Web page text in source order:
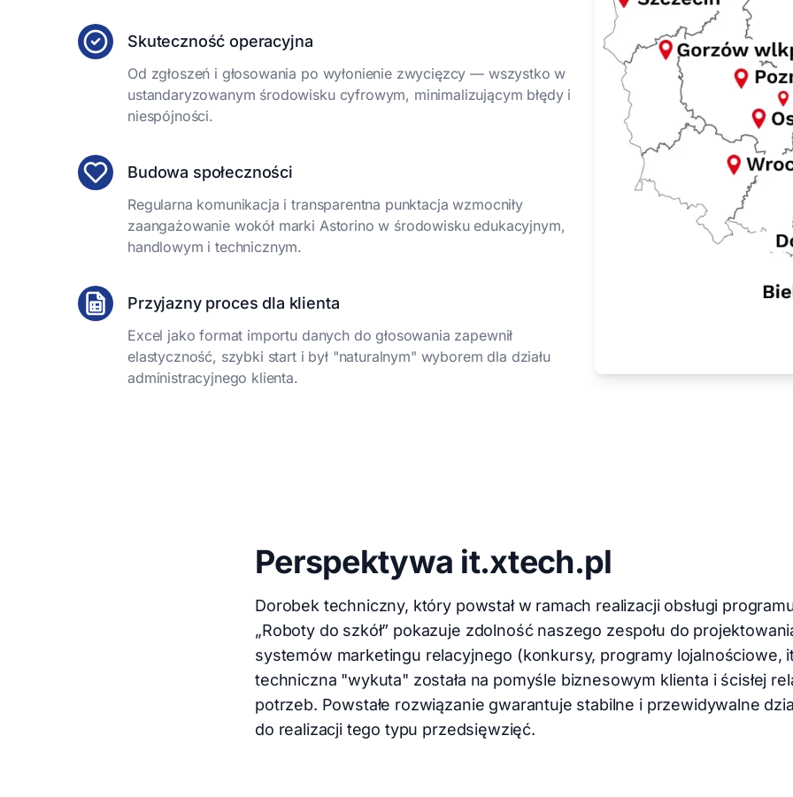
Skuteczność operacyjna
Od zgłoszeń i głosowania po wyłonienie zwycięzcy — wszystko w
ustandaryzowanym środowisku cyfrowym, minimalizującym błędy i
niespójności.
Budowa społeczności
Regularna komunikacja i transparentna punktacja wzmocniły
zaangażowanie wokół marki Astorino w środowisku edukacyjnym,
handlowym i technicznym.
Przyjazny proces dla klienta
Excel jako format importu danych do głosowania zapewnił
elastyczność, szybki start i był "naturalnym" wyborem dla działu
administracyjnego klienta.
Perspektywa it.xtech.pl
Dorobek techniczny, który powstał w ramach realizacji obsługi
„Roboty do szkół” pokazuje zdolność naszego zespołu do
systemów marketingu relacyjnego (konkursy, programy lojalnościowe,
techniczna "wykuta" została na pomyśle biznesowym klienta i ścisłej
potrzeb. Powstałe rozwiązanie gwarantuje stabilne i przewidywalne
do realizacji tego typu przedsięwzięć.